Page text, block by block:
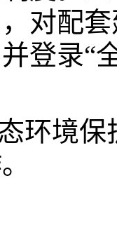
对配
登录“
环境